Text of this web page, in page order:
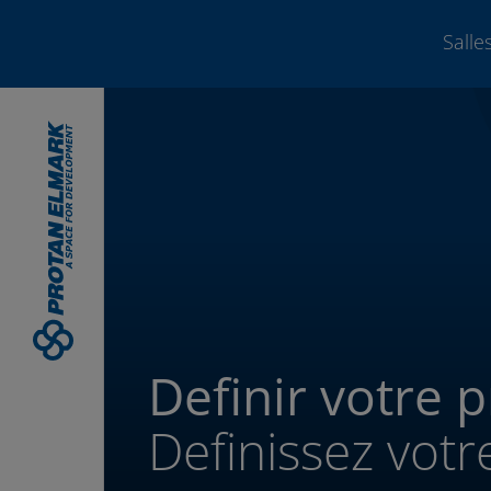
Definir votre
Definissez